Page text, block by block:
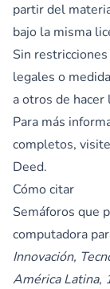
partir del
bajo la misma
Sin
legales o
a otros de
Para más
completos, visite
Deed.
Cómo citar
Semáforos que
computadora
Innovación,
América Latina,